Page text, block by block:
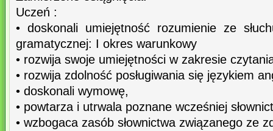
Uczeń :
• doskonali umiejętność rozumienie ze
gramatycznej: I okres warunkowy
• rozwija swoje umiejętności w zakresie
• rozwija zdolność posługiwania się językiem
• doskonali wymowę,
• powtarza i utrwala poznane wcześniej
• wzbogaca zasób słownictwa związanego ze